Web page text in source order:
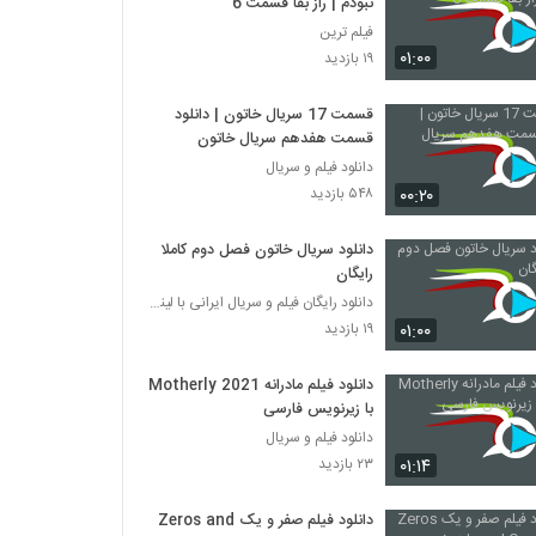
۰۱:۰۰
فیلم ترین
۱۹ بازدید
۰۰:۲۰
قسمت 17 سریال خاتون | دانلود
قسمت هفدهم سریال خاتون
دانلود فیلم و سریال
۵۴۸ بازدید
۰۱:۰۰
دانلود سریال خاتون فصل دوم کاملا
رایگان
دانلود رایگان فیلم و سریال ایرانی با لینک مستقیم
۱۹ بازدید
۰۱:۱۴
دانلود فیلم مادرانه Motherly 2021
با زیرنویس فارسی
دانلود فیلم و سریال
۲۳ بازدید
دانلود فیلم صفر و یک Zeros and